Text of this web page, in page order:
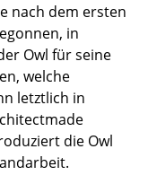
nach dem ersten
in
Owl für seine
welche
letztlich in
die Owl